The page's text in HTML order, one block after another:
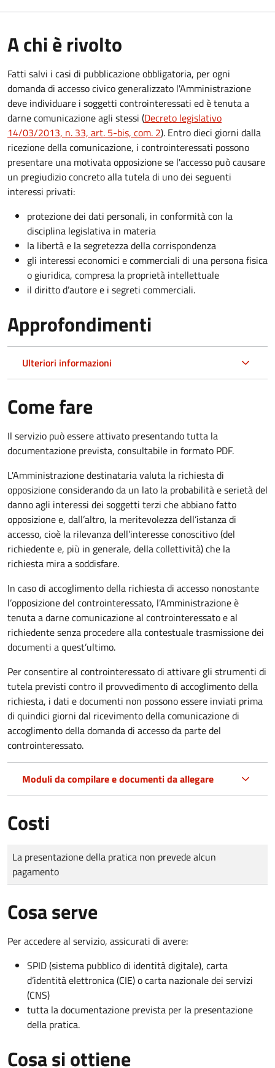
A chi è rivolto
Fatti salvi i casi di pubblicazione obbligatoria, per ogni
domanda di accesso civico generalizzato l'Amministrazione
deve individuare i soggetti controinteressati ed è tenuta a
darne comunicazione agli stessi (Decreto legislativo
14/03/2013, n. 33, art. 5-bis, com. 2). Entro dieci giorni dalla
ricezione della comunicazione, i controinteressati possono
presentare una motivata opposizione se l'accesso può causare
un pregiudizio concreto alla tutela di uno dei seguenti
interessi privati:
protezione dei dati personali, in conformità con la
disciplina legislativa in materia
la libertà e la segretezza della corrispondenza
gli interessi economici e commerciali di una persona fisica
o giuridica, compresa la proprietà intellettuale
il diritto d’autore e i segreti commerciali.
Approfondimenti
Ulteriori informazioni
Come fare
Il servizio può essere attivato presentando tutta la
documentazione prevista, consultabile in formato PDF.
L'Amministrazione destinataria valuta la richiesta di
opposizione considerando da un lato la probabilità e serietà del
danno agli interessi dei soggetti terzi che abbiano fatto
opposizione e, dall’altro, la meritevolezza dell’istanza di
accesso, cioè la rilevanza dell’interesse conoscitivo (del
richiedente e, più in generale, della collettività) che la
richiesta mira a soddisfare.
In caso di accoglimento della richiesta di accesso nonostante
l’opposizione del controinteressato, l’Amministrazione è
tenuta a darne comunicazione al controinteressato e al
richiedente senza procedere alla contestuale trasmissione dei
documenti a quest’ultimo.
Per consentire al controinteressato di attivare gli strumenti di
tutela previsti contro il provvedimento di accoglimento della
richiesta, i dati e documenti non possono essere inviati prima
di quindici giorni dal ricevimento della comunicazione di
accoglimento della domanda di accesso da parte del
controinteressato.
Moduli da compilare e documenti da allegare
Costi
Tipo di pagamento
Importo
La presentazione della pratica non prevede alcun
pagamento
Cosa serve
Per accedere al servizio, assicurati di avere:
SPID (sistema pubblico di identità digitale), carta
d’identità elettronica (CIE) o carta nazionale dei servizi
(CNS)
tutta la documentazione prevista per la presentazione
della pratica.
Cosa si ottiene